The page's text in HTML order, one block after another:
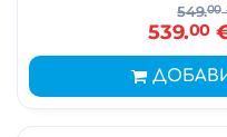
549.00
539.00